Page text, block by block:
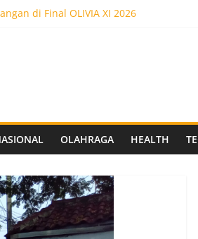
di Final OLIVIA XI 2026
di Olimpiade Vokasi
Custom Culture di Solo Berlangsung
10 Ribu Penonton, Dekat Exit Tol
OLAHRAGA HEALTH